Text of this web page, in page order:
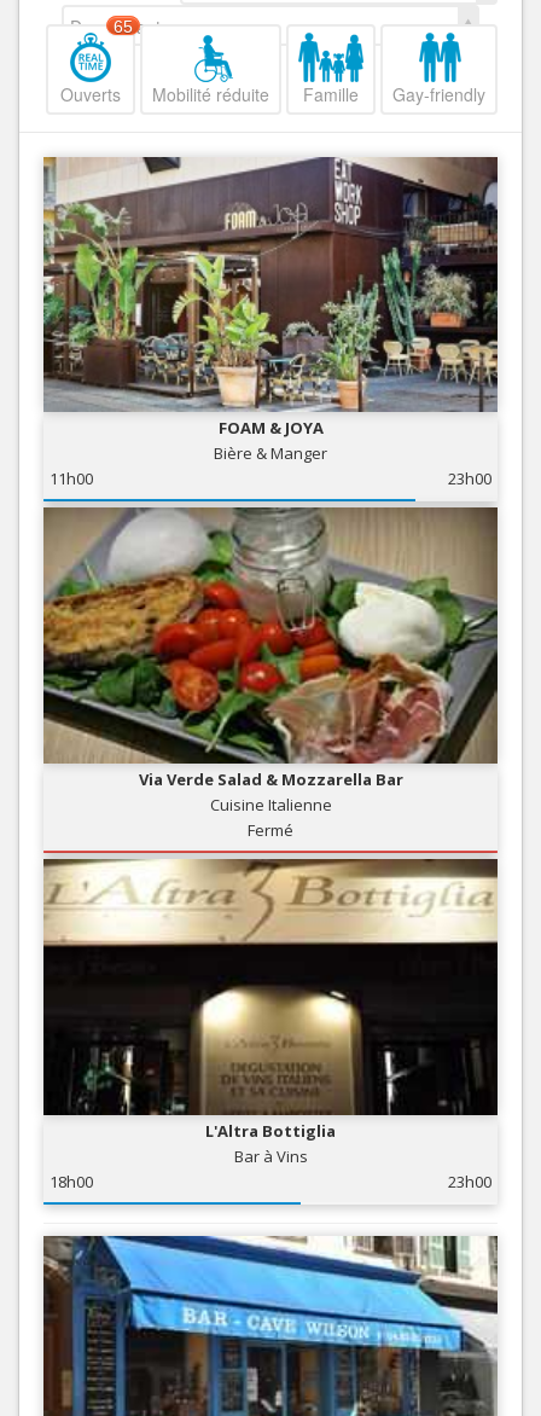
Decroissant
Ouverts
65
Mobilité réduite Famille Gay-friendly
FOAM & JOYA
Bière & Manger
11h00
23h00
Via Verde Salad & Mozzarella Bar
Cuisine Italienne
Fermé
L'Altra Bottiglia
Bar à Vins
18h00
23h00